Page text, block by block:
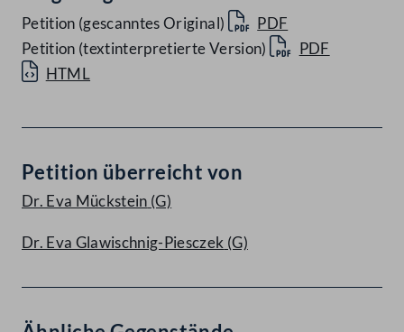
Petition (gescanntes Original)
PDF
Petition (textinterpretierte Version)
PDF
HTML
Petition überreicht von
Dr. Eva Mückstein (G)
Dr. Eva Glawischnig-Piesczek (G)